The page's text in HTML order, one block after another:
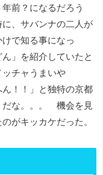
前？になるだろう
、サバンナの二人が
で知る事になっ
」を紹介していたと
チャうまいや
！！」と独特の京都
だな。。。 機会を見
がキッカケだった。